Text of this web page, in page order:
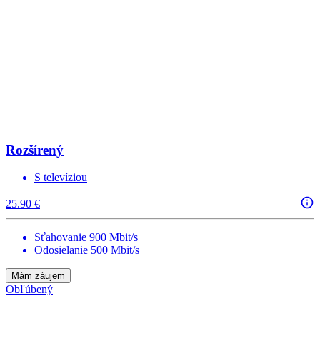
Rozšírený
S televíziou
25.90 €
Sťahovanie 900 Mbit/s
Odosielanie 500 Mbit/s
Mám záujem
Obľúbený